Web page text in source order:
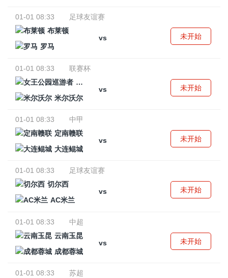
01-01 08:33
足球友谊赛
布莱顿
vs
罗马
未开始
01-01 08:33
联赛杯
女王公园巡游者
vs
米尔沃尔
未开始
01-01 08:33
中甲
定南赣联
vs
大连鲲城
未开始
01-01 08:33
足球友谊赛
切尔西
vs
AC米兰
未开始
01-01 08:33
中超
云南玉昆
vs
成都蓉城
未开始
01-01 08:33
苏超